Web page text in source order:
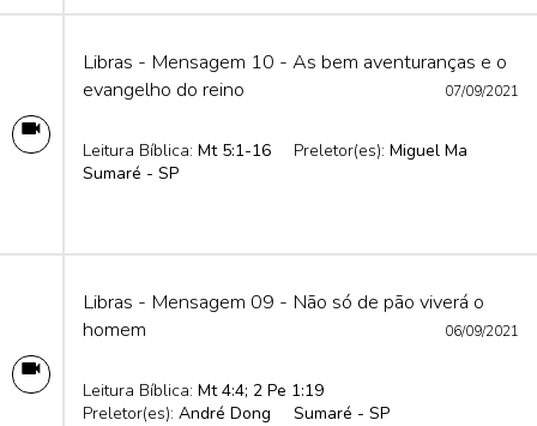
Libras - Mensagem 10 - As bem aventuranças e o
evangelho do reino
07/09/2021
Leitura Bíblica: Mt 5:1-16 Preletor(es): Miguel Ma
Sumaré - SP
Libras - Mensagem 09 - Não só de pão viverá o
homem
06/09/2021
Leitura Bíblica: Mt 4:4; 2 Pe 1:19
Preletor(es): André Dong Sumaré - SP